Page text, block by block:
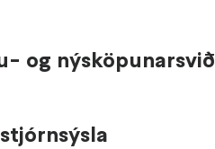
og nýsköpunarsvið